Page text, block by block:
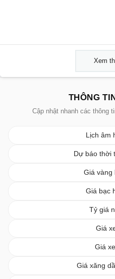
Xem
THÔNG
Cập nhật nhanh các thông
Lịch âm
Dự báo thời
Giá vàng
Giá bạc
Tỷ giá
Giá
Giá
Giá xăng